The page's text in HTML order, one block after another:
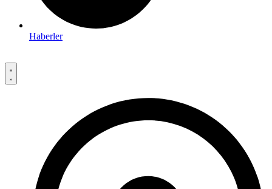
Haberler